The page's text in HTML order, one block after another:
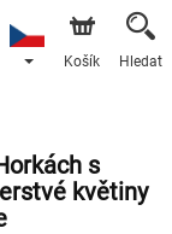
Košík Hledat
s
květiny